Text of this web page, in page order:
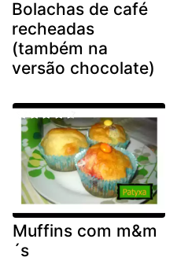
Bolachas de café
recheadas
(também na
versão chocolate)
Muffins com m&m
´s